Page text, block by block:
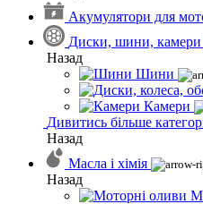
Акумулятори для
Диски, шини, камери
Назад
Шини
Камери
Дивитись більше
Назад
Масла і хімія
Назад